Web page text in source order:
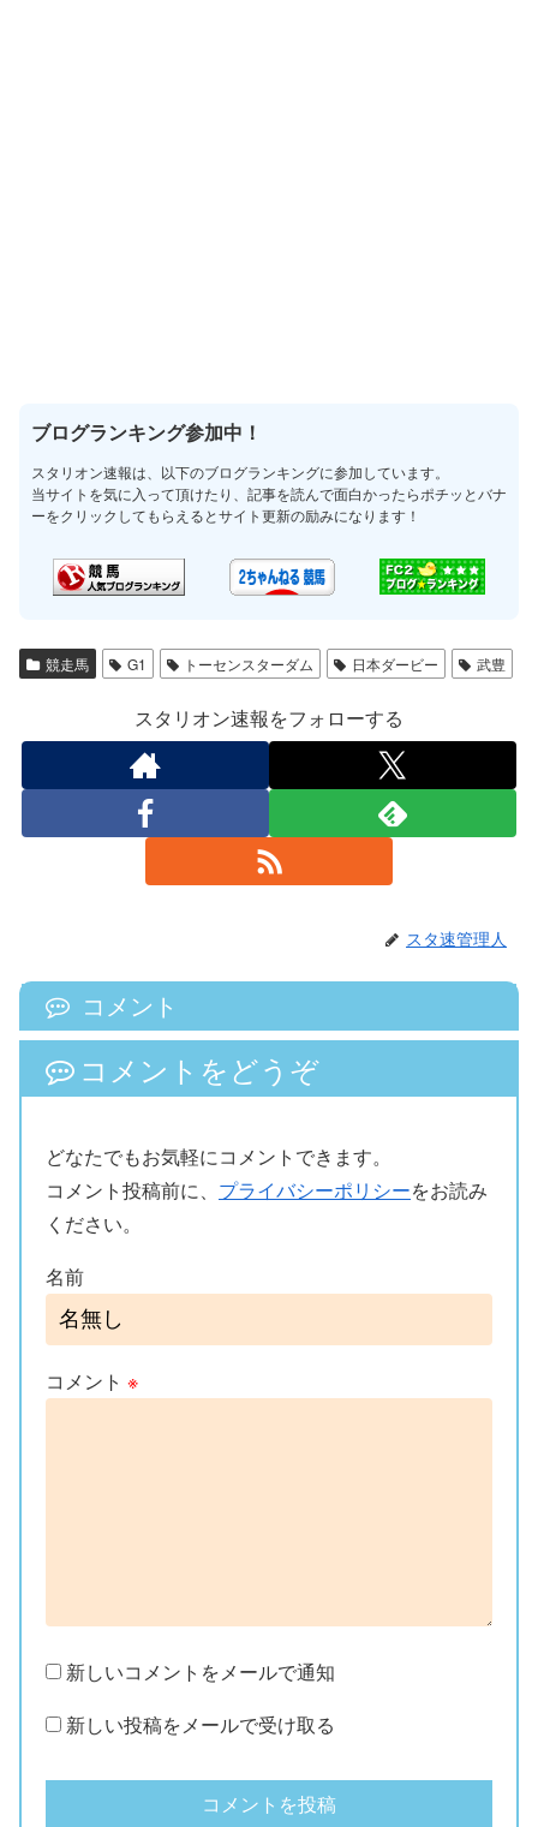
ブログランキング参加中！
スタリオン速報は、以下のブログランキングに参加しています。
当サイトを気に入って頂けたり、記事を読んで面白かったらポチッとバナ
ーをクリックしてもらえるとサイト更新の励みになります！
競走馬 G1 トーセンスターダム 日本ダービー 武豊
スタリオン速報をフォローする
スタ速管理人
コメント
コメントをどうぞ
どなたでもお気軽にコメントできます。
コメント投稿前に、 プライバシーポリシーをお読み
ください。
名前
コメント ※
新しいコメントをメールで通知
新しい投稿をメールで受け取る